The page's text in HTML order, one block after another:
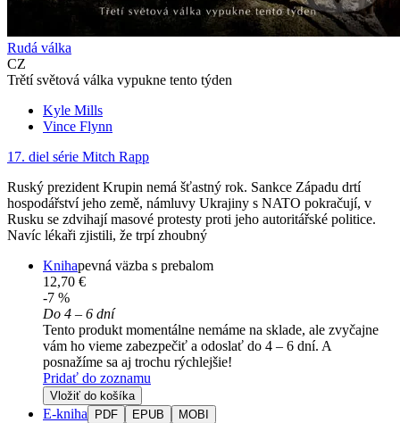
Rudá válka
CZ
Trětí světová válka vypukne tento týden
Kyle Mills
Vince Flynn
17. diel série Mitch Rapp
Ruský prezident Krupin nemá šťastný rok. Sankce Západu drtí
hospodářství jeho země, námluvy Ukrajiny s NATO pokračují, v
Rusku se zdvihají masové protesty proti jeho autoritářské politice.
Navíc lékaři zjistili, že trpí zhoubný
Knihapevná väzba s prebalom
12,70 €
-7 %
Do 4 – 6 dní
Tento produkt momentálne nemáme na sklade, ale zvyčajne
vám ho vieme zabezpečiť a odoslať do 4 – 6 dní. A
posnažíme sa aj trochu rýchlejšie!
Pridať do zoznamu
Vložiť do košíka
E-kniha PDF EPUB MOBI